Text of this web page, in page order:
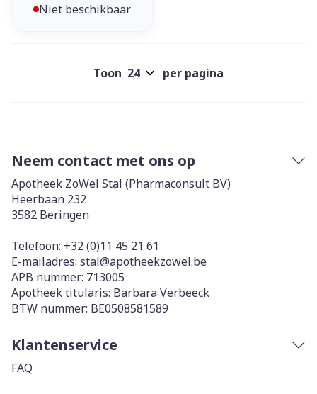
Niet beschikbaar
Toon per pagina
Neem contact met ons op
Apotheek ZoWel Stal (Pharmaconsult BV)
Heerbaan 232
3582 Beringen
Telefoon: +32 (0)11 45 21 61
E-mailadres: stal@apotheekzowel.be
APB nummer: 713005
Apotheek titularis: Barbara Verbeeck
BTW nummer: BE0508581589
Klantenservice
FAQ